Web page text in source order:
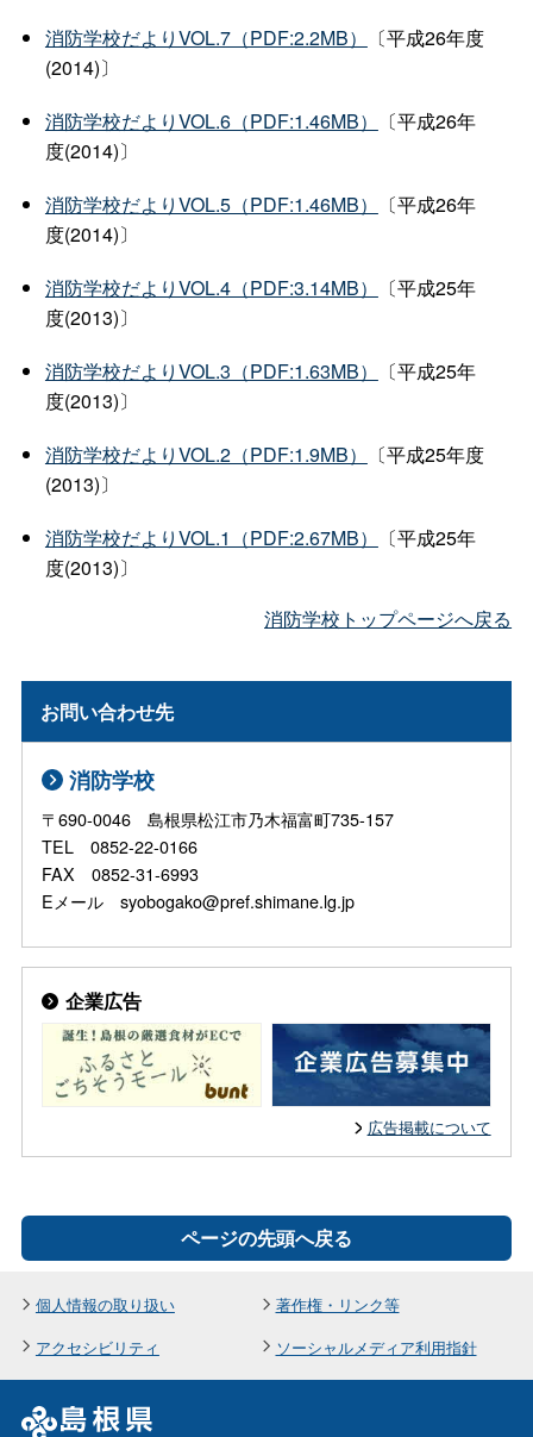
消防学校だよりVOL.7（PDF:2.2MB）
〔平成26年度
(2014)〕
消防学校だよりVOL.6（PDF:1.46MB）
〔平成26年
度(2014)〕
消防学校だよりVOL.5（PDF:1.46MB）
〔平成26年
度(2014)〕
消防学校だよりVOL.4（PDF:3.14MB）
〔平成25年
度(2013)〕
消防学校だよりVOL.3（PDF:1.63MB）
〔平成25年
度(2013)〕
消防学校だよりVOL.2（PDF:1.9MB）
〔平成25年度
(2013)〕
消防学校だよりVOL.1（PDF:2.67MB）
〔平成25年
度(2013)〕
消防学校トップページへ戻る
お問い合わせ先
消防学校
〒690-0046 島根県松江市乃木福富町735-157
TEL 0852-22-0166
FAX 0852-31-6993
Eメール syobogako@pref.shimane.lg.jp
企業広告
広告掲載について
ページの先頭へ戻る
個人情報の取り扱い
著作権・リンク等
アクセシビリティ
ソーシャルメディア利用指針